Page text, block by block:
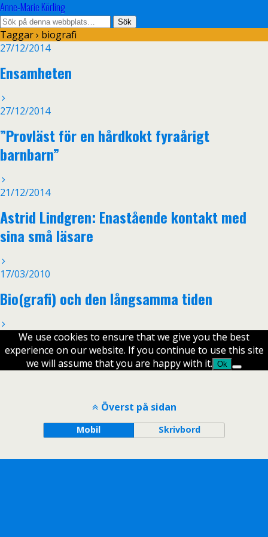
Anne-Marie Körling
Taggar › biografi
27/12/2014
Ensamheten
27/12/2014
”Provläst för en hårdkokt fyraårigt
barnbarn”
21/12/2014
Astrid Lindgren: Enastående kontakt med
sina små läsare
17/03/2010
Bio(grafi) och den långsamma tiden
We use cookies to ensure that we give you the best
experience on our website. If you continue to use this site
we will assume that you are happy with it. Ok
Överst på sidan
Mobil Skrivbord